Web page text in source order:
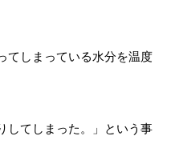
てしまっている水分を温度
してしまった。」という事